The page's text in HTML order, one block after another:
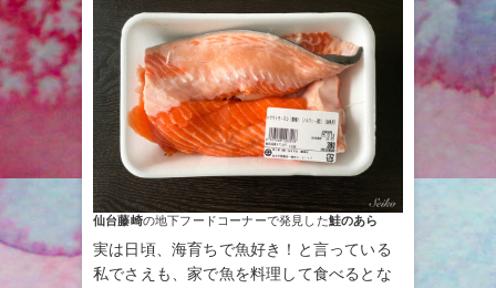
仙台藤崎の地下フードコーナーで発見した鮭のあら
実は日頃、海育ちで魚好き！と言っている
私でさえも、家で魚を料理して食べるとな